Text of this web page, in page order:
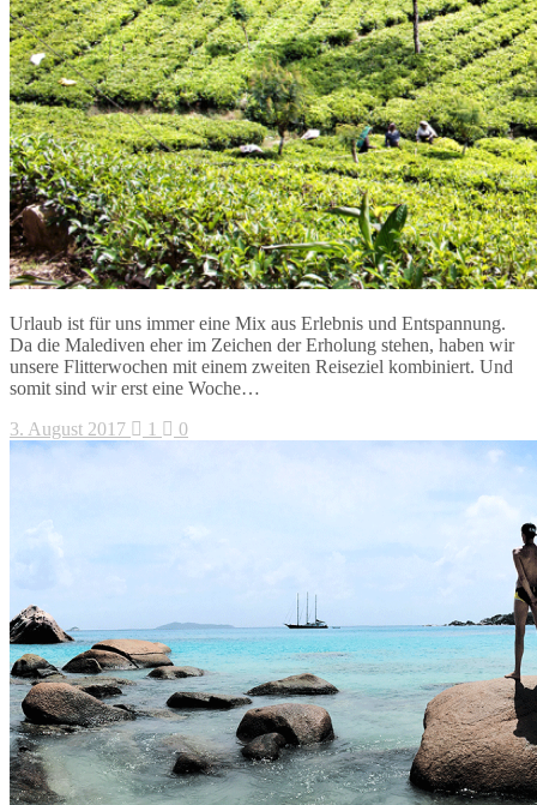
Urlaub ist für uns immer eine Mix aus Erlebnis und Entspannung.
Da die Malediven eher im Zeichen der Erholung stehen, haben wir
unsere Flitterwochen mit einem zweiten Reiseziel kombiniert. Und
somit sind wir erst eine Woche…
3. August 2017
1 0